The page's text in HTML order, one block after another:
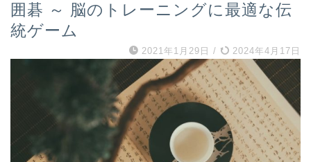
囲碁 ～ 脳のトレーニングに最適な伝
統ゲーム
2021年1月29日 / 2024年4月17日